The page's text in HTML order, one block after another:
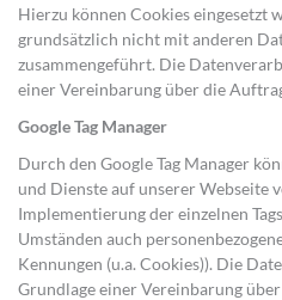
Hierzu können Cookies eingesetzt
grundsätzlich nicht mit anderen
zusammengeführt. Die
einer Vereinbarung über die
Google Tag Manager
Durch den Google Tag Manager
und Dienste auf unserer Webseite
Implementierung der einzelnen
Umständen auch
Kennungen (u.a. Cookies)). Die
Grundlage einer Vereinbarung